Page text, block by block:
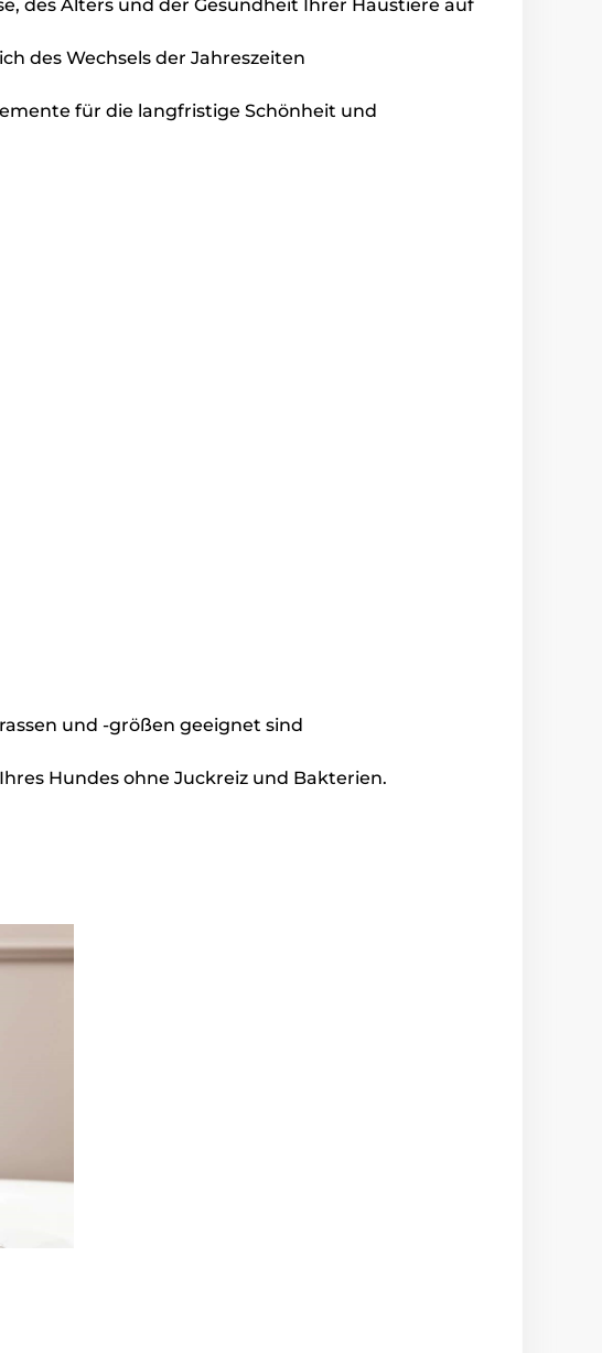
des Alters und der Gesundheit Ihrer Haustiere auf
des Wechsels der Jahreszeiten
für die langfristige Schönheit und
und -größen geeignet sind
Hundes ohne Juckreiz und Bakterien.